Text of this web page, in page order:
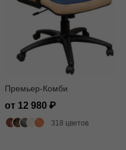
Премьер-Комби
от 12 980
318 цветов